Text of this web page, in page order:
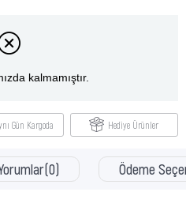
kalmamıştır.
Gün Kargoda Hediye Ürünler
(0) Ödeme